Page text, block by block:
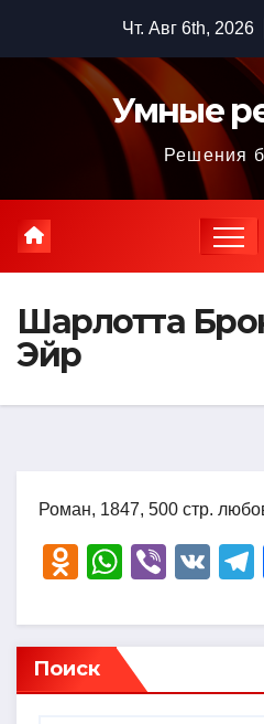
содержимому
Чт. Авг 6th, 2026
Умные
Решения
Шарлотта
Эйр
Роман, 1847, 500 стр.
O
n
o
kl
W
at
s
A
Vi
er
V
Поиск